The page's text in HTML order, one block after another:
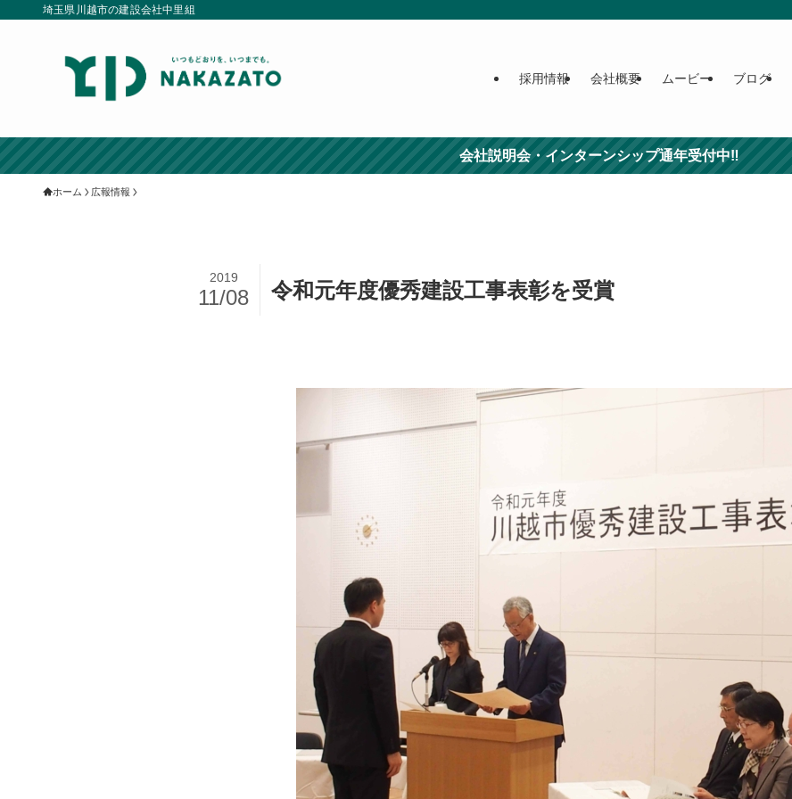
埼玉県川越市の建設会社中里組
採用情報 会社概要 ムービー ブログ
会社説明会・インターンシップ通年受付中‼
ホーム 広報情報
令和元年度優秀建設工事表彰を受賞
2019
11/08